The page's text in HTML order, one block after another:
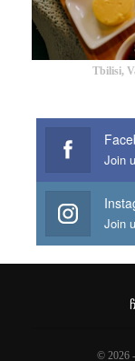
Tbilisi,
© 2026